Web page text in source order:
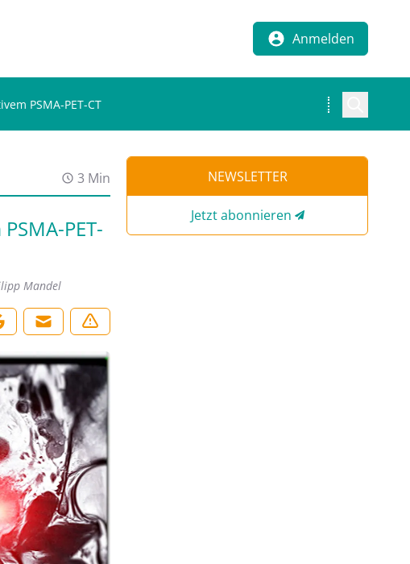
Anmelden
PSMA-PET-CT
3 Min
PET-
Mandel
NEWSLETTER
Jetzt abonnieren